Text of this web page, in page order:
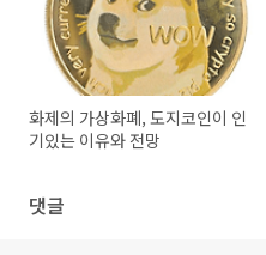
화제의 가상화폐, 도지코인이 인
기있는 이유와 전망
댓글